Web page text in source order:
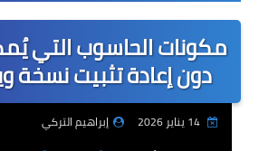
اخبار
ابل مكونات الحاسوب التي
دون إعادة تثبيت نسخة
14 يناير 2026
إبراهيم التركي